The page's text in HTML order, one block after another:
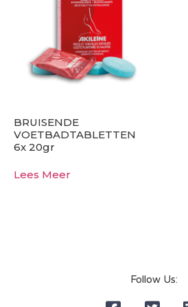
BRUISENDE
VOETBADTABLETTEN
6x 20gr
Lees Meer
Follow Us: